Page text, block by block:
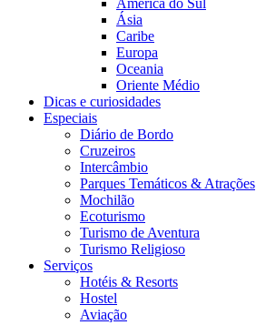
América do Sul
Ásia
Caribe
Europa
Oceania
Oriente Médio
Dicas e curiosidades
Especiais
Diário de Bordo
Cruzeiros
Intercâmbio
Parques Temáticos & Atrações
Mochilão
Ecoturismo
Turismo de Aventura
Turismo Religioso
Serviços
Hotéis & Resorts
Hostel
Aviação